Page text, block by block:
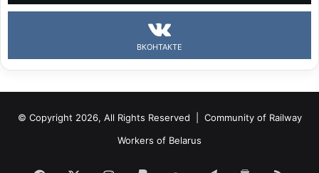
ВКОНТАКТЕ
© Copyright 2026, All Rights Reserved | Community of Railway
Workers of Belarus